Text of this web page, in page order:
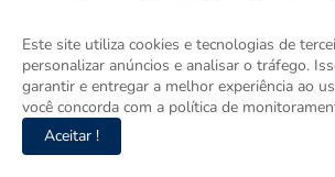
Este site utiliza cookies e tecnologias de
personalizar anúncios e analisar o tráfego.
garantir e entregar a melhor experiência ao
você concorda com a política de
Aceitar !